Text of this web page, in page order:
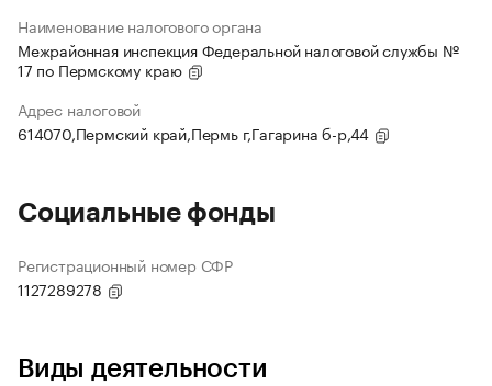
Наименование налогового органа
Межрайонная инспекция Федеральной налоговой службы №
17 по Пермскому краю
Адрес налоговой
614070,Пермский край,Пермь г,Гагарина б-р,44
Социальные фонды
Регистрационный номер СФР
1127289278
Виды деятельности